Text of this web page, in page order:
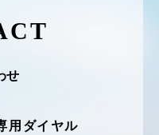
せ
用ダイヤル